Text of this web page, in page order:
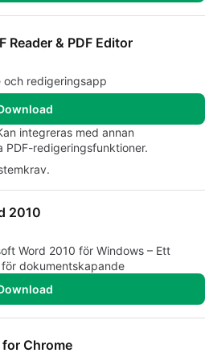
Reader & PDF Editor
och redigeringsapp
integreras med annan
PDF-redigeringsfunktioner.
2010
Word 2010 för Windows – Ett
dokumentskapande
Chrome